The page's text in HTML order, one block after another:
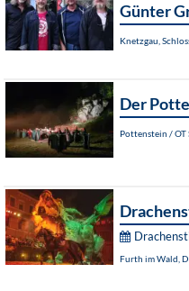
Günter
Knetzgau,
Der
Pottenstein / OT
Furth im Wald,